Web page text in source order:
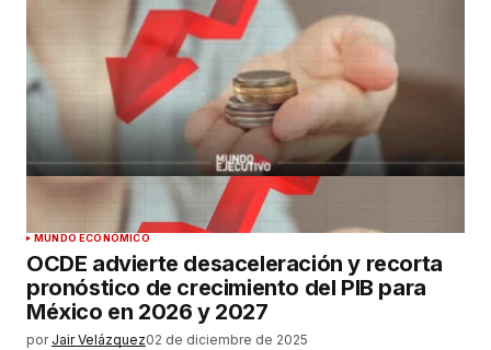
MUNDO ECONÓMICO
OCDE advierte desaceleración y recorta
pronóstico de crecimiento del PIB para
México en 2026 y 2027
por Jair Velázquez02 de diciembre de 2025